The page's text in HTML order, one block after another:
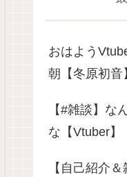
おはよう
朝【冬原初音
【#雑談】な
な【Vtuber】
【自己紹介